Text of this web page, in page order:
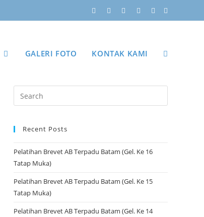
GALERI FOTO KONTAK KAMI
Recent Posts
Pelatihan Brevet AB Terpadu Batam (Gel. Ke 16
Tatap Muka)
Pelatihan Brevet AB Terpadu Batam (Gel. Ke 15
Tatap Muka)
Pelatihan Brevet AB Terpadu Batam (Gel. Ke 14